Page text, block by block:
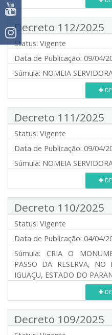
Decreto 112/2025
Status: Vigente
Data de Publicação: 09/04/
Súmula: NOMEIA
Decreto 111/2025
Status: Vigente
Data de Publicação: 09/04/
Súmula: NOMEIA
Decreto 110/2025
Status: Vigente
Data de Publicação: 04/04/
Súmula: CRIA O
PASSO DA RESERVA, NO
IGUAÇU, ESTADO DO
Decreto 109/2025